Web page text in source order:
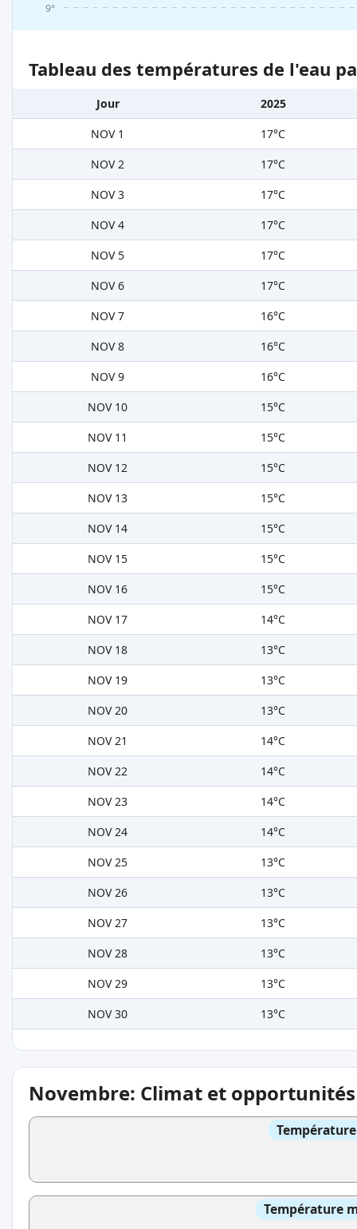
9°
Tableau des températures de l'eau
Jour
2025
NOV 1
17°C
NOV 2
17°C
NOV 3
17°C
NOV 4
17°C
NOV 5
17°C
NOV 6
17°C
NOV 7
16°C
NOV 8
16°C
NOV 9
16°C
NOV 10
15°C
NOV 11
15°C
NOV 12
15°C
NOV 13
15°C
NOV 14
15°C
NOV 15
15°C
NOV 16
15°C
NOV 17
14°C
NOV 18
13°C
NOV 19
13°C
NOV 20
13°C
NOV 21
14°C
NOV 22
14°C
NOV 23
14°C
NOV 24
14°C
NOV 25
13°C
NOV 26
13°C
NOV 27
13°C
NOV 28
13°C
NOV 29
13°C
NOV 30
13°C
Novembre: Climat et
Température